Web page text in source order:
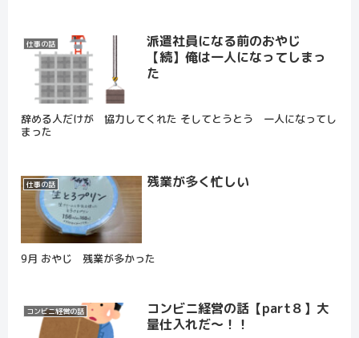
仕事の話
派遣社員になる前のおやじ
【続】俺は一人になってしまっ
た
辞める人だけが 協力してくれた そしてとうとう 一人になってし
まった
仕事の話 残業が多く忙しい
9月 おやじ 残業が多かった
コンビニ経営の話
コンビニ経営の話【part８】大
量仕入れだ～！！